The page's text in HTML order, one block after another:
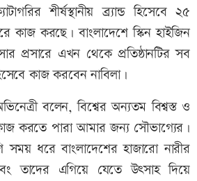
শীর্ষস্থানীয় ব্র্যান্ড হিসেবে ২৫
কাজ করছে। বাংলাদেশে স্কিন হাইজিন
প্রসারে এখন থেকে প্রতিষ্ঠানটির সব
কাজ করবেন নাবিলা।
বলেন, বিশ্বের অন্যতম বিশ্বস্ত ও
কাজ করতে পারা আমার জন্য সৌভাগ্যের।
ধরে বাংলাদেশের হাজারো নারীর
তাদের এগিয়ে যেতে উৎসাহ দিয়ে